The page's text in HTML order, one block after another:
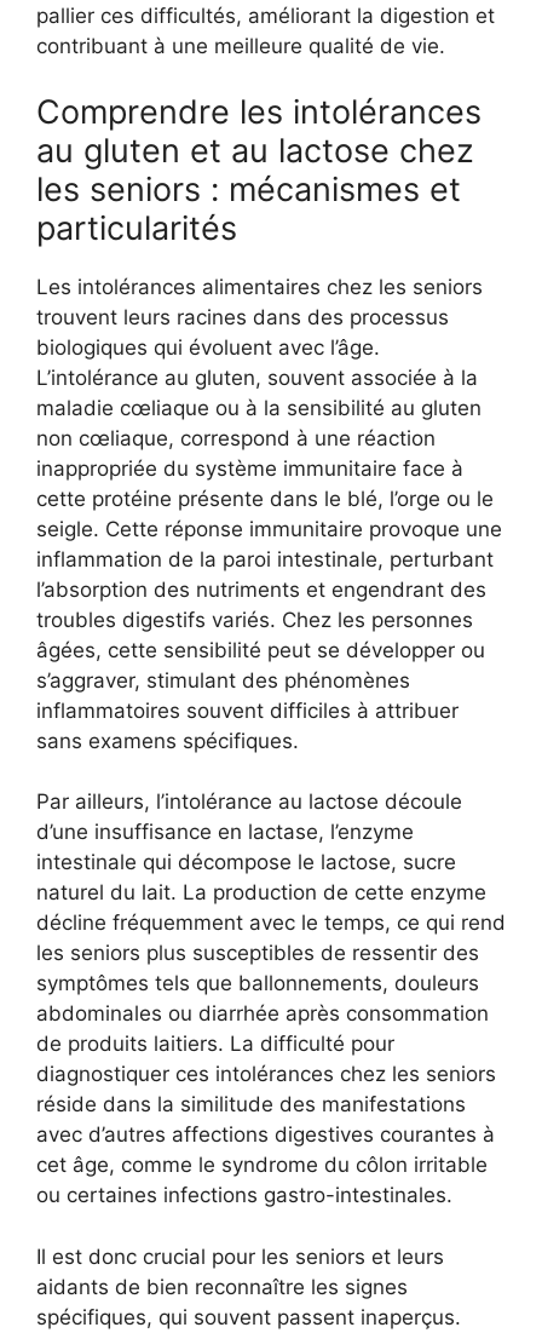
pallier ces difficultés, améliorant la digestion et
contribuant à une meilleure qualité de vie.
Comprendre les intolérances
au gluten et au lactose chez
les seniors : mécanismes et
particularités
Les intolérances alimentaires chez les seniors
trouvent leurs racines dans des processus
biologiques qui évoluent avec l’âge.
L’intolérance au gluten, souvent associée à la
maladie cœliaque ou à la sensibilité au gluten
non cœliaque, correspond à une réaction
inappropriée du système immunitaire face à
cette protéine présente dans le blé, l’orge ou le
seigle. Cette réponse immunitaire provoque une
inflammation de la paroi intestinale, perturbant
l’absorption des nutriments et engendrant des
troubles digestifs variés. Chez les personnes
âgées, cette sensibilité peut se développer ou
s’aggraver, stimulant des phénomènes
inflammatoires souvent difficiles à attribuer
sans examens spécifiques.
Par ailleurs, l’intolérance au lactose découle
d’une insuffisance en lactase, l’enzyme
intestinale qui décompose le lactose, sucre
naturel du lait. La production de cette enzyme
décline fréquemment avec le temps, ce qui rend
les seniors plus susceptibles de ressentir des
symptômes tels que ballonnements, douleurs
abdominales ou diarrhée après consommation
de produits laitiers. La difficulté pour
diagnostiquer ces intolérances chez les seniors
réside dans la similitude des manifestations
avec d’autres affections digestives courantes à
cet âge, comme le syndrome du côlon irritable
ou certaines infections gastro-intestinales.
Il est donc crucial pour les seniors et leurs
aidants de bien reconnaître les signes
spécifiques, qui souvent passent inaperçus.